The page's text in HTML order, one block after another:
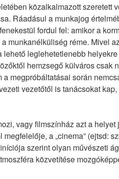
közalkalmazott szeretett
Ráadásul a munkajog
fordul fel: amikor a
munkanélküliség réme. Mivel
leglehetetlenebb
hemzsegő külváros csak
megpróbáltatásai során
vezetőtől is tanácsokat
vagy filmszínház azt a
a „cinema” (ejtsd:
szerint olyan művészeti
közvetítése